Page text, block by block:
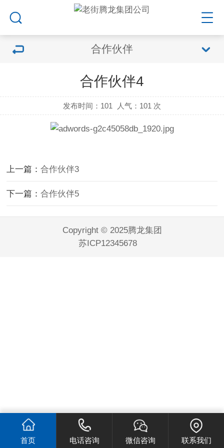
合作伙伴
合作伙伴4
发布时间：101 人气： 101 次
上一篇：合作伙伴3
下一篇：合作伙伴5
Copyright © 2025腾龙集团
苏ICP12345678
首页 电话咨询 微信咨询 联系我们